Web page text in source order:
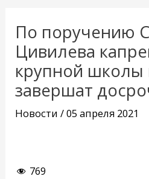
По поручению
Цивилева
крупной школы
завершат
Новости /05 апреля 2021
769
записям